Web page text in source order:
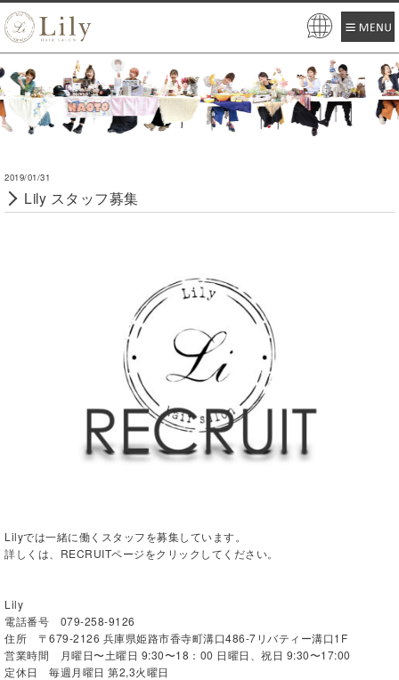
ered
by
2019/01/31
Lily スタッフ募集
Lilyでは一緒に働くスタッフを募集しています。
詳しくは、 RECRUITページをクリックしてください。
Lily
電話番号 079-258-9126
住所 〒679-2126 兵庫県姫路市香寺町溝口486-7リバティー溝口1F
営業時間 月曜日〜土曜日 9:30〜18：00 日曜日、祝日 9:30〜17:00
定休日 毎週月曜日 第2,3火曜日